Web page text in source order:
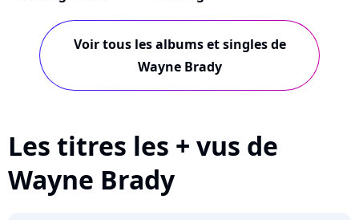
Voir tous les albums et singles de
Wayne Brady
Les titres les + vus de
Wayne Brady